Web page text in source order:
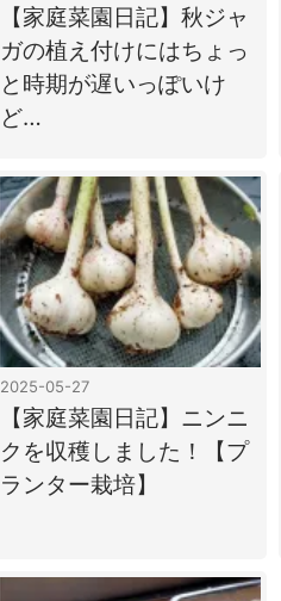
【家庭菜園日記】秋ジャ
ガの植え付けにはちょっ
と時期が遅いっぽいけ
ど…
2025-05-27
【家庭菜園日記】ニンニ
クを収穫しました！【プ
ランター栽培】